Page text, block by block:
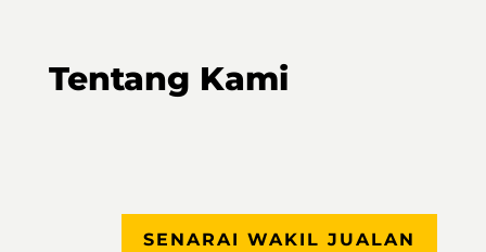
Tentang Kami
SENARAI WAKIL JUALAN